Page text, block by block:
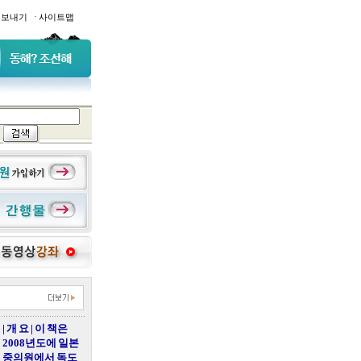
내기 · 사이트맵
| 개 요 | 이 책은
2008년도에 일본
중의원에서 독도